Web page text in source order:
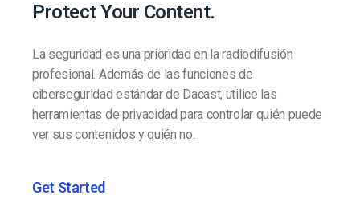
Protect Your Content.
La seguridad es una prioridad en la radiodifusión
profesional. Además de las funciones de
ciberseguridad estándar de Dacast, utilice las
herramientas de privacidad para controlar quién puede
ver sus contenidos y quién no.
Get Started